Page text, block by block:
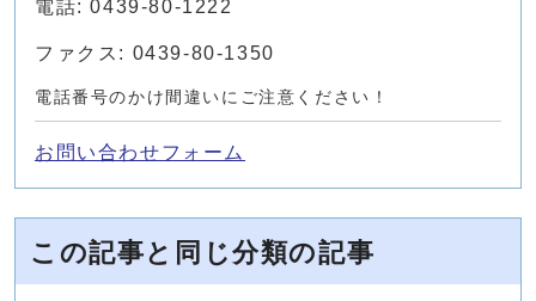
電話: 0439-80-1222
ファクス: 0439-80-1350
電話番号のかけ間違いにご注意ください！
お問い合わせフォーム
この記事と同じ分類の記事